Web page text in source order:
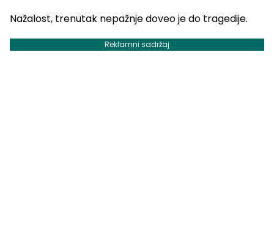
Nažalost, trenutak nepažnje doveo je do tragedije.
Reklamni sadržaj